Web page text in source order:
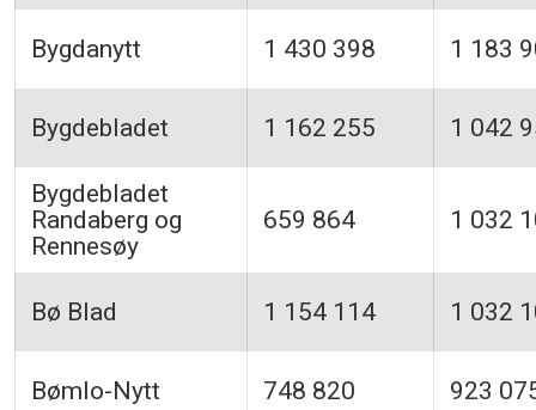
Bygdanytt 1 430 398 1 183
Bygdebladet 1 162 255 1 042
Bygdebladet
Randaberg og
Rennesøy
659 864 1 032
Bø Blad 1 154 114 1 032
Bømlo-Nytt 748 820 923